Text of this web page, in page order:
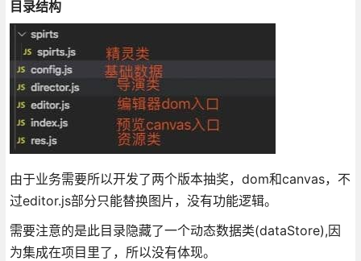
目录结构
由于业务需要所以开发了两个版本抽奖，dom和canvas，不
过editor.js部分只能替换图片，没有功能逻辑。
需要注意的是此目录隐藏了一个动态数据类(dataStore),因
为集成在项目里了，所以没有体现。